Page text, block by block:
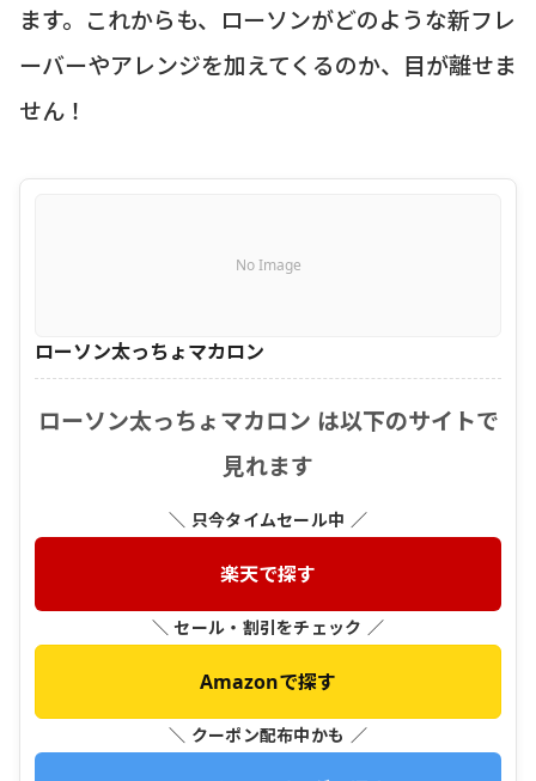
ます。これからも、ローソンがどのような新フレ
ーバーやアレンジを加えてくるのか、目が離せま
せん！
No Image
ローソン太っちょマカロン
ローソン太っちょマカロン は以下のサイトで
見れます
＼ 只今タイムセール中 ／
楽天で探す
＼ セール・割引をチェック ／
Amazonで探す
＼ クーポン配布中かも ／